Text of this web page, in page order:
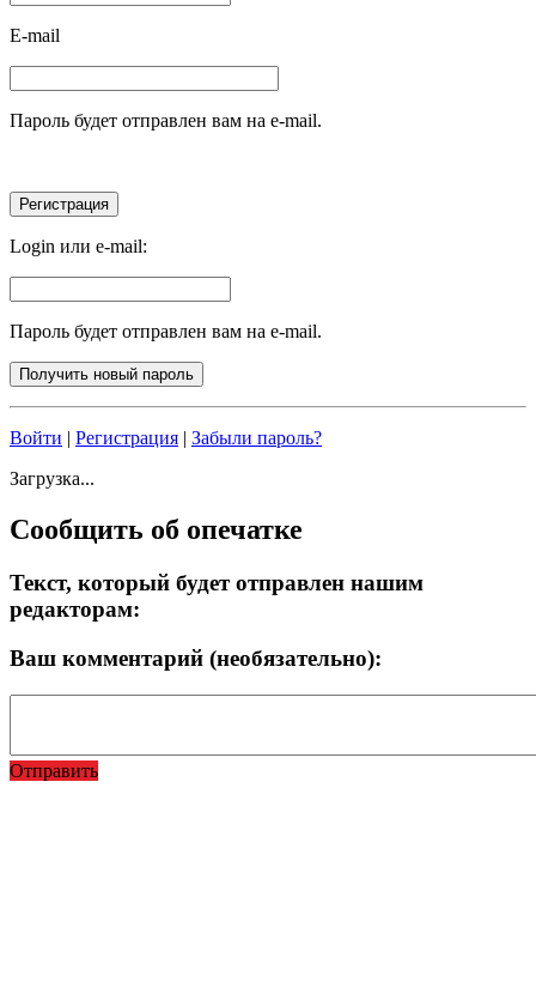
E-mail
Пароль будет отправлен вам на e-mail.
Login или e-mail:
Пароль будет отправлен вам на e-mail.
Войти | Регистрация | Забыли пароль?
Загрузка...
Сообщить об опечатке
Текст, который будет отправлен нашим
редакторам:
Ваш комментарий (необязательно):
Отправить